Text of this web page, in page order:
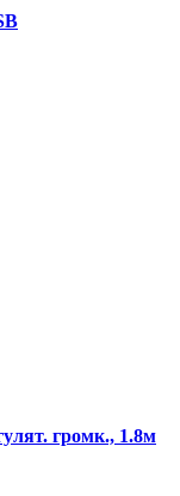
громк., 1.8м